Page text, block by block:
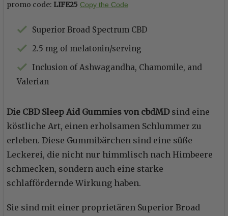
promo code: LIFE25 Copy the Code
Superior Broad Spectrum CBD
2.5 mg of melatonin/serving
Inclusion of Ashwagandha, Chamomile, and
Valerian
Die CBD Sleep Aid Gummies von cbdMDsind eine
köstliche Art, einen erholsamen Schlummer zu
erleben. Diese Gummibärchen sind eine süße
Leckerei, die nicht nur himmlisch nach Himbeere
schmecken, sondern auch eine starke
schlaffördernde Wirkung haben.
Sie sind mit einer proprietären Superior Broad